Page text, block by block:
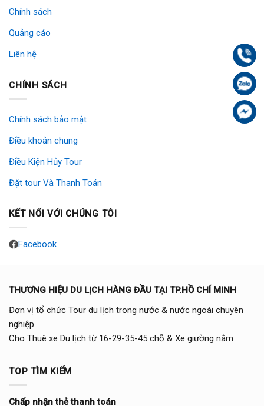
Chính sách
Quảng cáo
Liên hệ
CHÍNH SÁCH
Chính sách bảo mật
Điều khoản chung
Điều Kiện Hủy Tour
Đặt tour Và Thanh Toán
KẾT NỐI VỚI CHÚNG TÔI
Facebook
THƯƠNG HIỆU DU LỊCH HÀNG ĐẦU TẠI TP.HỒ CHÍ MINH
Đơn vị tổ chức Tour du lịch trong nước & nước ngoài chuyên
nghiệp
Cho Thuê xe Du lịch từ 16-29-35-45 chỗ & Xe giường nằm
TOP TÌM KIẾM
Chấp nhận thẻ thanh toán